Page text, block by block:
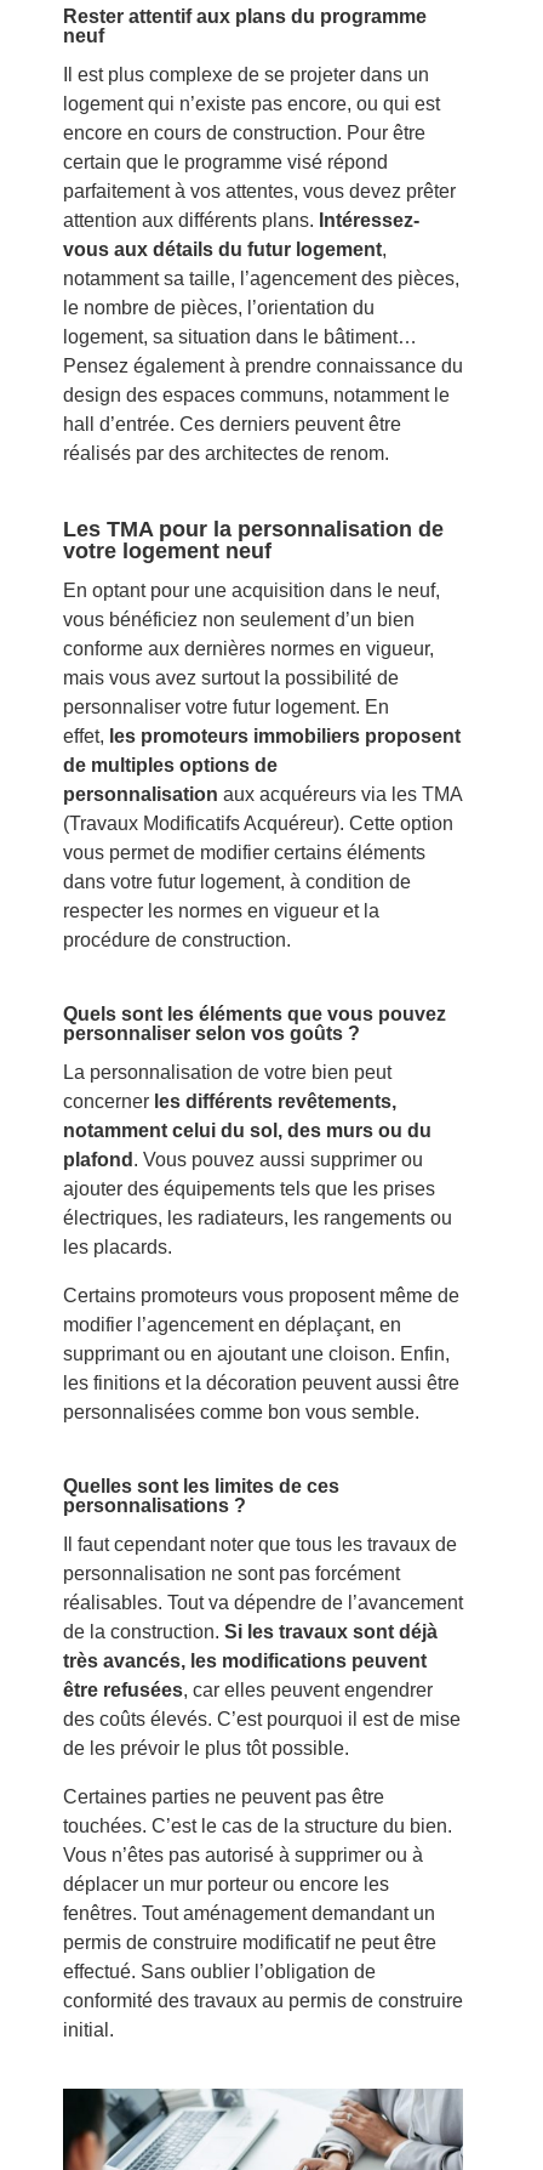
Rester attentif aux plans du programme
neuf
Il est plus complexe de se projeter dans un
logement qui n’existe pas encore, ou qui est
encore en cours de construction. Pour être
certain que le programme visé répond
parfaitement à vos attentes, vous devez prêter
attention aux différents plans. Intéressez-
vous aux détails du futur logement,
notamment sa taille, l’agencement des pièces,
le nombre de pièces, l’orientation du
logement, sa situation dans le bâtiment…
Pensez également à prendre connaissance du
design des espaces communs, notamment le
hall d’entrée. Ces derniers peuvent être
réalisés par des architectes de renom.
Les TMA pour la personnalisation de
votre logement neuf
En optant pour une acquisition dans le neuf,
vous bénéficiez non seulement d’un bien
conforme aux dernières normes en vigueur,
mais vous avez surtout la possibilité de
personnaliser votre futur logement. En
effet, les promoteurs immobiliers proposent
de multiples options de
personnalisation aux acquéreurs via les TMA
(Travaux Modificatifs Acquéreur). Cette option
vous permet de modifier certains éléments
dans votre futur logement, à condition de
respecter les normes en vigueur et la
procédure de construction.
Quels sont les éléments que vous pouvez
personnaliser selon vos goûts ?
La personnalisation de votre bien peut
concerner les différents revêtements,
notamment celui du sol, des murs ou du
plafond . Vous pouvez aussi supprimer ou
ajouter des équipements tels que les prises
électriques, les radiateurs, les rangements ou
les placards.
Certains promoteurs vous proposent même de
modifier l’agencement en déplaçant, en
supprimant ou en ajoutant une cloison. Enfin,
les finitions et la décoration peuvent aussi être
personnalisées comme bon vous semble.
Quelles sont les limites de ces
personnalisations ?
Il faut cependant noter que tous les travaux de
personnalisation ne sont pas forcément
réalisables. Tout va dépendre de l’avancement
de la construction. Si les travaux sont déjà
très avancés, les modifications peuvent
être refusées, car elles peuvent engendrer
des coûts élevés. C’est pourquoi il est de mise
de les prévoir le plus tôt possible.
Certaines parties ne peuvent pas être
touchées. C’est le cas de la structure du bien.
Vous n’êtes pas autorisé à supprimer ou à
déplacer un mur porteur ou encore les
fenêtres. Tout aménagement demandant un
permis de construire modificatif ne peut être
effectué. Sans oublier l’obligation de
conformité des travaux au permis de construire
initial.